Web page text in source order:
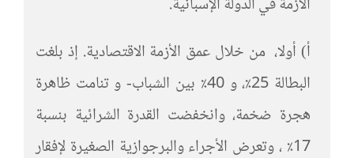
أ) أولا، من خلال عمق الأزمة الاقتصادية. إذ بلغت
البطالة 25٪، و 40٪ بين الشباب- و تنامت ظاهرة
هجرة ضخمة، وانخفضت القدرة الشرائية بنسبة
17٪ ، وتعرض الأجراء والبرجوازية الصغيرة لإفقار